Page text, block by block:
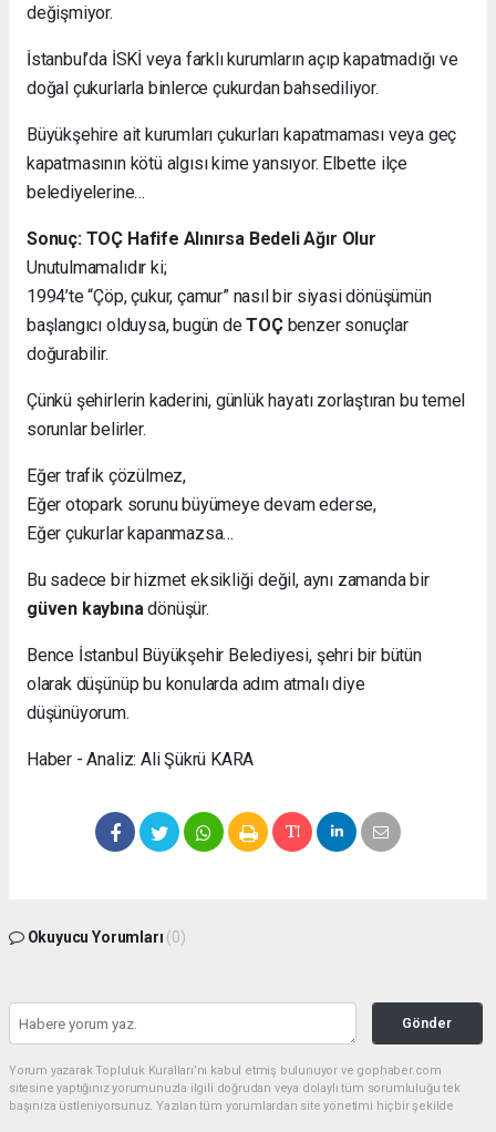
değişmiyor.
İstanbul’da İSKİ veya farklı kurumların açıp kapatmadığı ve
doğal çukurlarla binlerce çukurdan bahsediliyor.
Büyükşehire ait kurumları çukurları kapatmaması veya geç
kapatmasının kötü algısı kime yansıyor. Elbette ilçe
belediyelerine…
Sonuç: TOÇ Hafife Alınırsa Bedeli Ağır Olur
Unutulmamalıdır ki;
1994’te “Çöp, çukur, çamur” nasıl bir siyasi dönüşümün
başlangıcı olduysa, bugün deTOÇbenzer sonuçlar
doğurabilir.
Çünkü şehirlerin kaderini, günlük hayatı zorlaştıran bu temel
sorunlar belirler.
Eğer trafik çözülmez,
Eğer otopark sorunu büyümeye devam ederse,
Eğer çukurlar kapanmazsa…
Bu sadece bir hizmet eksikliği değil, aynı zamanda bir
güven kaybına dönüşür.
Bence İstanbul Büyükşehir Belediyesi, şehri bir bütün
olarak düşünüp bu konularda adım atmalı diye
düşünüyorum.
Haber - Analiz: Ali Şükrü KARA
Okuyucu Yorumları (0)
Gönder
Yorum yazarak Topluluk Kuralları’nı kabul etmiş bulunuyor ve gophaber.com
sitesine yaptığınız yorumunuzla ilgili doğrudan veya dolaylı tüm sorumluluğu tek
başınıza üstleniyorsunuz. Yazılan tüm yorumlardan site yönetimi hiçbir şekilde